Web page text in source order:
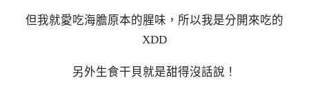
但我就愛吃海膽原本的腥味，所以我是分開來吃的
XDD
另外生食干貝就是甜得沒話說！